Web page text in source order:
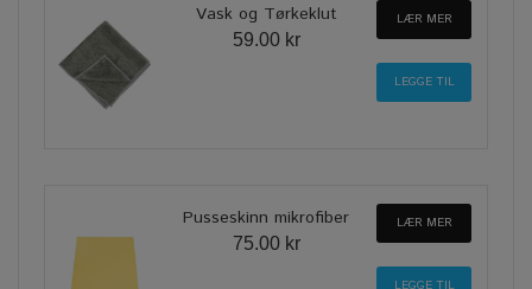
Vask og Tørkeklut
59.00 kr
LÆR MER
Pusseskinn mikrofiber
75.00 kr
LÆR MER